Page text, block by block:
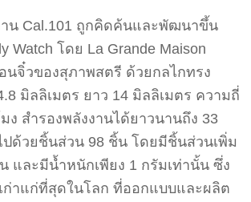
น Cal.101 ถูกคิดค้นและพัฒนาขึ้น
Watch โดย La Grande Maison
นจิ๋วของสุภาพสตรี ด้วยกลไกทรง
มิลลิเมตร ยาว 14 มิลลิเมตร ความถี่
ง สำรองพลังงานได้ยาวนานถึง 33
ปด้วยชิ้นส่วน 98 ชิ้น โดยมีชิ้นส่วนเพิ่ม
และมีน้ำหนักเพียง 1 กรัมเท่านั้น ซึ่ง
ก่าแก่ที่สุดในโลก ที่ออกแบบและผลิต